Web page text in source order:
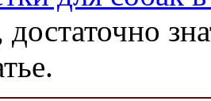
достаточно